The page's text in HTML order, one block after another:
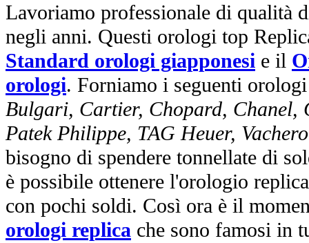
Lavoriamo professionale di qualità
negli anni. Questi orologi top
Standard orologi giapponesi e il
orologi. Forniamo i seguenti
Bulgari, Cartier, Chopard, Chanel,
Patek Philippe, TAG Heuer,
bisogno di spendere tonnellate di
è possibile ottenere l'orologio
con pochi soldi. Così ora è il
orologi replica che sono famosi in